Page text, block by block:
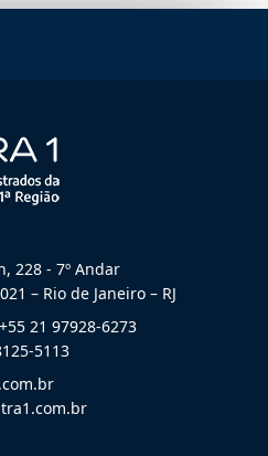
228 - 7º Andar
– Rio de Janeiro – RJ
21 97928-6273
5113